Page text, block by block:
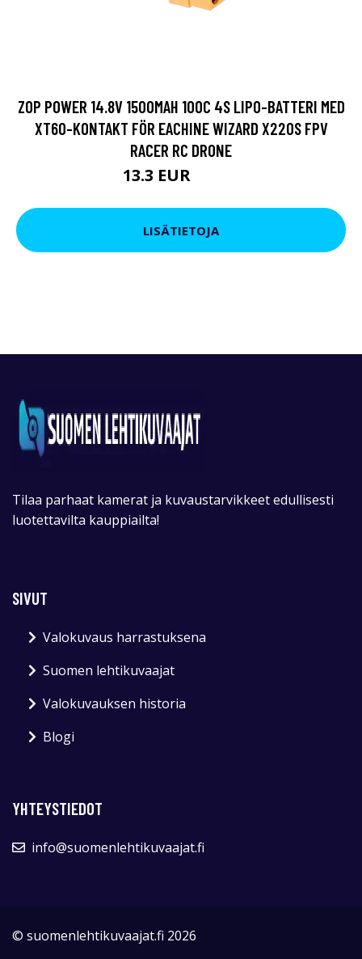
ZOP POWER 14.8V 1500MAH 100C 4S LIPO-BATTERI MED
XT60-KONTAKT FÖR EACHINE WIZARD X220S FPV
RACER RC DRONE
13.3 EUR
LISÄTIETOJA
Tilaa parhaat kamerat ja kuvaustarvikkeet edullisesti
luotettavilta kauppiailta!
SIVUT
Valokuvaus harrastuksena
Suomen lehtikuvaajat
Valokuvauksen historia
Blogi
YHTEYSTIEDOT
info@suomenlehtikuvaajat.fi
© suomenlehtikuvaajat.fi 2026